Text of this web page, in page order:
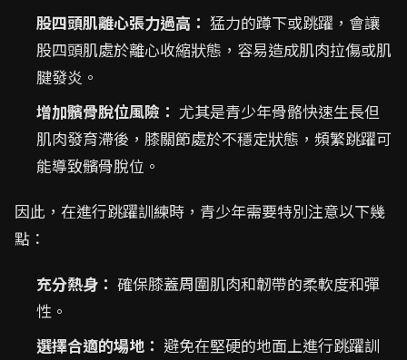
股四頭肌離心張力過高： 猛力的蹲下或跳躍，會讓
股四頭肌處於離心收縮狀態，容易造成肌肉拉傷或肌
腱發炎。
增加髕骨脫位風險： 尤其是青少年骨骼快速生長但
肌肉發育滯後，膝關節處於不穩定狀態，頻繁跳躍可
能導致髕骨脫位。
因此，在進行跳躍訓練時，青少年需要特別注意以下幾
點：
充分熱身： 確保膝蓋周圍肌肉和韌帶的柔軟度和彈
性。
選擇合適的場地： 避免在堅硬的地面上進行跳躍訓